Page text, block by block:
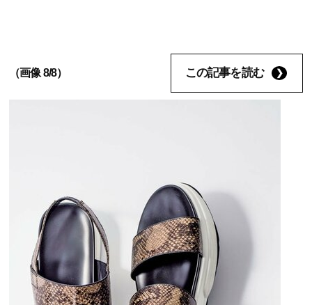
（画像 8/8） この記事を読む